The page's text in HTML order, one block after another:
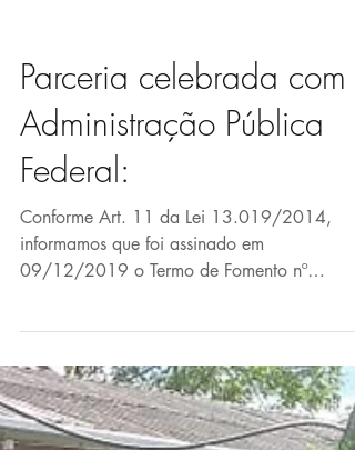
Parceria celebrada com a
Administração Pública
Federal: